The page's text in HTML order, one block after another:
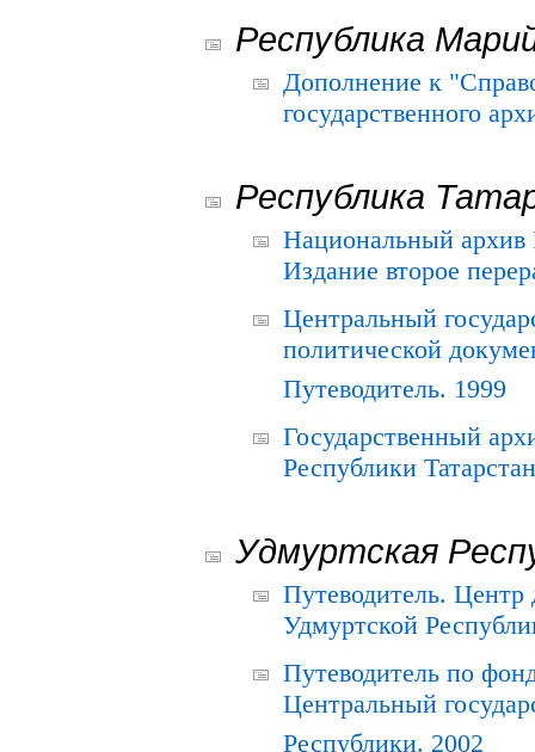
Республика
Дополнение к
государственного
Республика
Национальный архив
Издание второе
Центральный
политической
Путеводитель. 1999
Государственный
Республики
Удмуртская
Путеводитель.
Удмуртской
Путеводитель по
Центральный